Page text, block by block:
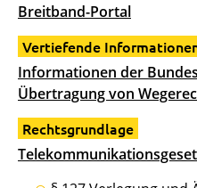
Breitband-Portal
Vertiefende
Informationen der
Übertragung von
Rechtsgrundlage